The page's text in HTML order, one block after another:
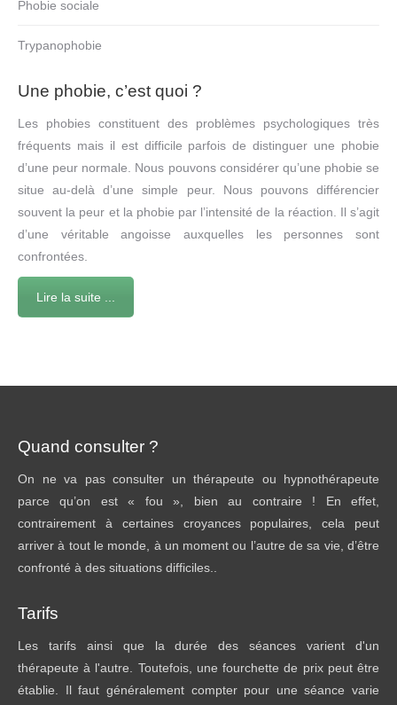
Phobie sociale
Trypanophobie
Une phobie, c’est quoi ?
Les phobies constituent des problèmes psychologiques très
fréquents mais il est difficile parfois de distinguer une phobie
d’une peur normale. Nous pouvons considérer qu’une phobie se
situe au-delà d’une simple peur. Nous pouvons différencier
souvent la peur et la phobie par l’intensité de la réaction. Il s’agit
d’une véritable angoisse auxquelles les personnes sont
confrontées.
Lire la suite ...
Quand consulter ?
On ne va pas consulter un thérapeute ou hypnothérapeute
parce qu’on est « fou », bien au contraire ! En effet,
contrairement à certaines croyances populaires, cela peut
arriver à tout le monde, à un moment ou l’autre de sa vie, d’être
confronté à des situations difficiles..
Tarifs
Les tarifs ainsi que la durée des séances varient d'un
thérapeute à l'autre. Toutefois, une fourchette de prix peut être
établie. Il faut généralement compter pour une séance varie